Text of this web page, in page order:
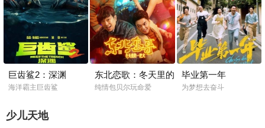
巨齿鲨2：深渊
海洋霸主巨齿鲨
东北恋歌：冬天里的
一把火
纯情包贝尔玩命爱
毕业第一年
为梦想去奋斗
少儿天地